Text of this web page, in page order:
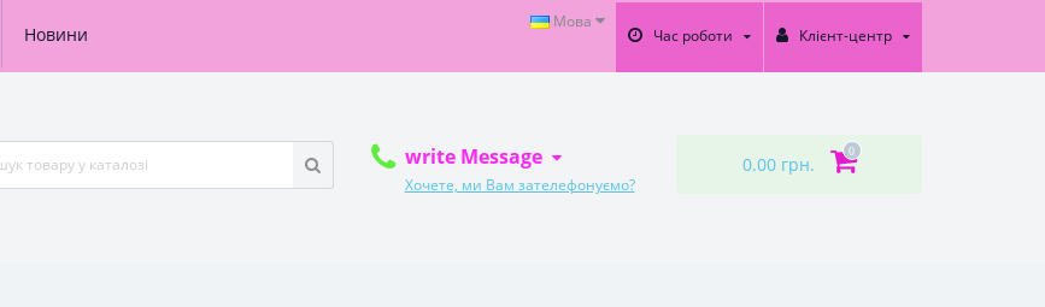
Новини
Мова
Час роботи Клієнт-центр
write Message
Хочете, ми Вам зателефонуємо?
0.00 грн.
0